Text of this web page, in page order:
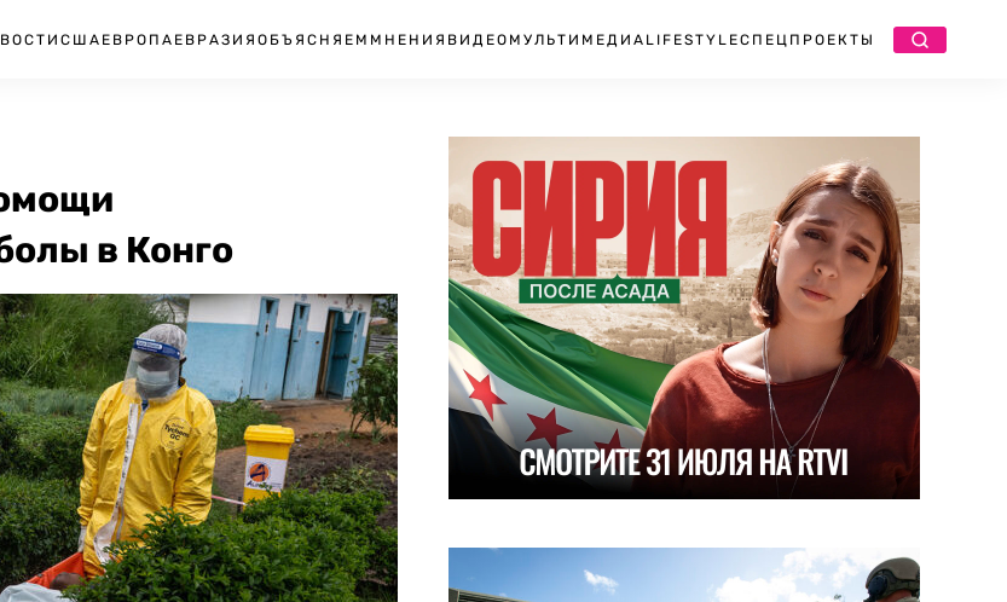
США ЕВРОПА ЕВРАЗИЯ ОБЪЯСНЯЕМ МНЕНИЯ ВИДЕО МУЛЬТИМЕДИА LIFESTYLEСПЕЦПРОЕКТЫ
в Конго